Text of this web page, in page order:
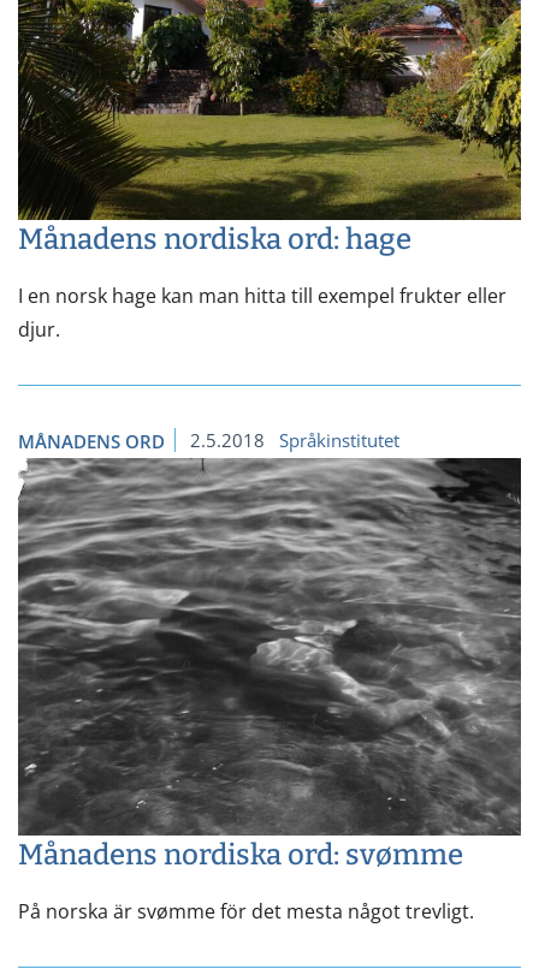
Månadens nordiska ord: hage
I en norsk hage kan man hitta till exempel frukter eller
djur.
MÅNADENS ORD 2.5.2018 Språkinstitutet
Månadens nordiska ord: svømme
På norska är svømme för det mesta något trevligt.